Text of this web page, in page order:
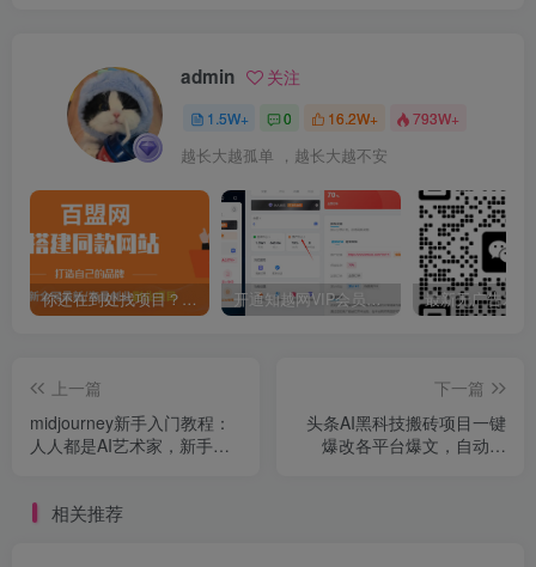
admin 关注
1.5W+ 0 16.2W+ 793W+
越长大越孤单 ，越长大越不安
你还在到处找项目？还在当韭菜？我靠卖项目一个月收入5万+，曾经我也是个失败者。 开通知越网VIP会员，尊享全站资源免费下载，享70%的推广提成！！【限时五折优惠】
上一篇
midjourney新手入门教程：
人人都是AI艺术家，新手小
下一篇
头条AI黑科技搬砖项目一键
爆改各平台爆文，自动排
相关推荐